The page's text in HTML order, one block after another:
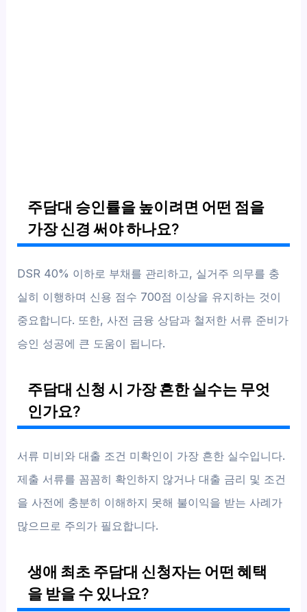
주담대 승인률을 높이려면 어떤 점을
가장 신경 써야 하나요?
DSR 40% 이하로 부채를 관리하고, 실거주 의무를 충
실히 이행하며 신용 점수 700점 이상을 유지하는 것이
중요합니다. 또한, 사전 금융 상담과 철저한 서류 준비가
승인 성공에 큰 도움이 됩니다.
주담대 신청 시 가장 흔한 실수는 무엇
인가요?
서류 미비와 대출 조건 미확인이 가장 흔한 실수입니다.
제출 서류를 꼼꼼히 확인하지 않거나 대출 금리 및 조건
을 사전에 충분히 이해하지 못해 불이익을 받는 사례가
많으므로 주의가 필요합니다.
생애 최초 주담대 신청자는 어떤 혜택
을 받을 수 있나요?